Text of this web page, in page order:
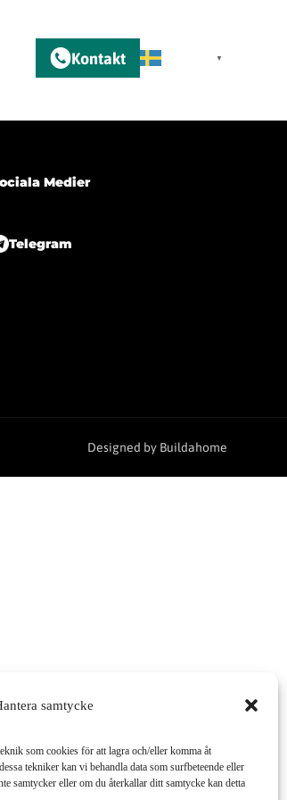
samtycke
som cookies för att lagra och/eller komma åt
tekniker kan vi behandla data som surfbeteende eller
samtycker eller om du återkallar ditt samtycke kan detta
Kontakt ▼
Medier
Telegram
Designed by Buildahome